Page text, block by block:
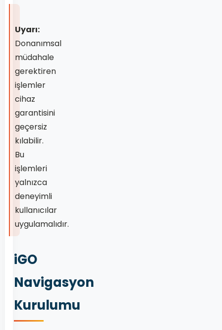
Uyarı:
Donanımsal
müdahale
gerektiren
işlemler
cihaz
garantisini
geçersiz
kılabilir.
Bu
işlemleri
yalnızca
deneyimli
kullanıcılar
uygulamalıdır.
iGO
Navigasyon
Kurulumu